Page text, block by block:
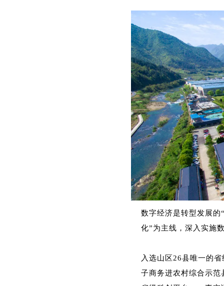
数字经济是转型发展的
化”为主线，深入实施
入选山区26县唯一的
子商务进农村综合示